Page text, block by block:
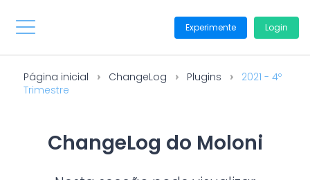
Experimente Login
Página inicial ChangeLog Plugins
2021 - 4º
Trimestre
ChangeLog do Moloni